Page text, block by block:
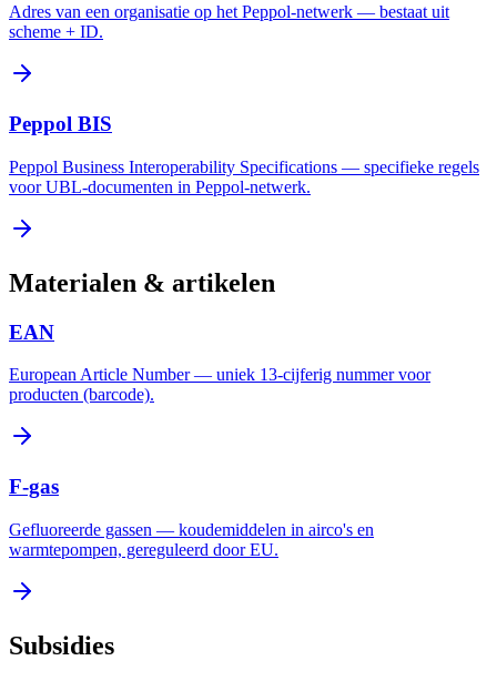
Adres van een organisatie op het Peppol-netwerk — bestaat uit
scheme + ID.
Peppol BIS
Peppol Business Interoperability Specifications — specifieke regels
voor UBL-documenten in Peppol-netwerk.
Materialen & artikelen
EAN
European Article Number — uniek 13-cijferig nummer voor
producten (barcode).
F-gas
Gefluoreerde gassen — koudemiddelen in airco's en
warmtepompen, gereguleerd door EU.
Subsidies